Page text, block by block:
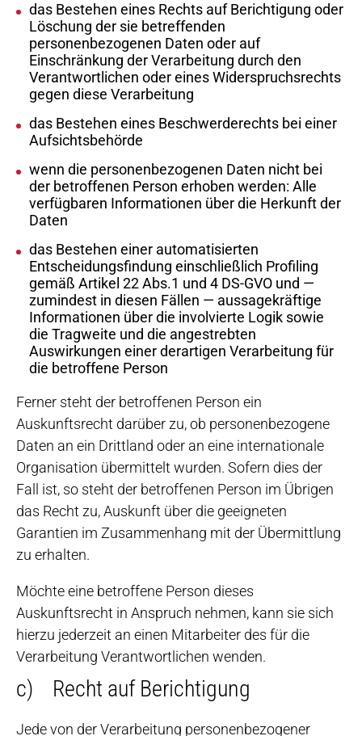
das Bestehen eines Rechts auf Berichtigung oder
Löschung der sie betreffenden
personenbezogenen Daten oder auf
Einschränkung der Verarbeitung durch den
Verantwortlichen oder eines Widerspruchsrechts
gegen diese Verarbeitung
das Bestehen eines Beschwerderechts bei einer
Aufsichtsbehörde
wenn die personenbezogenen Daten nicht bei
der betroffenen Person erhoben werden: Alle
verfügbaren Informationen über die Herkunft der
Daten
das Bestehen einer automatisierten
Entscheidungsfindung einschließlich Profiling
gemäß Artikel 22 Abs.1 und 4 DS-GVO und —
zumindest in diesen Fällen — aussagekräftige
Informationen über die involvierte Logik sowie
die Tragweite und die angestrebten
Auswirkungen einer derartigen Verarbeitung für
die betroffene Person
Ferner steht der betroffenen Person ein
Auskunftsrecht darüber zu, ob personenbezogene
Daten an ein Drittland oder an eine internationale
Organisation übermittelt wurden. Sofern dies der
Fall ist, so steht der betroffenen Person im Übrigen
das Recht zu, Auskunft über die geeigneten
Garantien im Zusammenhang mit der Übermittlung
zu erhalten.
Möchte eine betroffene Person dieses
Auskunftsrecht in Anspruch nehmen, kann sie sich
hierzu jederzeit an einen Mitarbeiter des für die
Verarbeitung Verantwortlichen wenden.
c) Recht auf Berichtigung
Jede von der Verarbeitung personenbezogener